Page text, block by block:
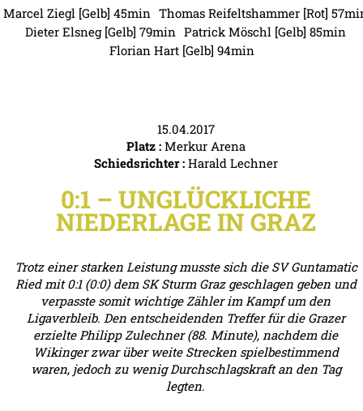
Marcel Ziegl [Gelb] 45min Thomas Reifeltshammer [Rot]
Dieter Elsneg [Gelb] 79min Patrick Möschl [Gelb] 85min
Florian Hart [Gelb] 94min
15.04.2017
Platz : Merkur Arena
Schiedsrichter : Harald Lechner
0:1 – UNGLÜCKLICHE
NIEDERLAGE IN GRAZ
Trotz einer starken Leistung musste sich die SV Guntamatic
Ried mit 0:1 (0:0) dem SK Sturm Graz geschlagen geben und
verpasste somit wichtige Zähler im Kampf um den
Ligaverbleib. Den entscheidenden Treffer für die Grazer
erzielte Philipp Zulechner (88. Minute), nachdem die
Wikinger zwar über weite Strecken spielbestimmend
waren, jedoch zu wenig Durchschlagskraft an den Tag
legten.